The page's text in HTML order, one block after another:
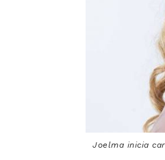
Joelma inicia